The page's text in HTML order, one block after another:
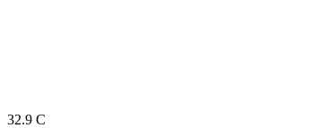
32.9 C